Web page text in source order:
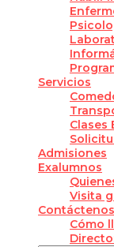
Servicios
Clases
Admisiones
Exalumnos
Visita
Contáctenos
Cómo